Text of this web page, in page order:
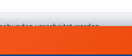
verarbeitet werden.